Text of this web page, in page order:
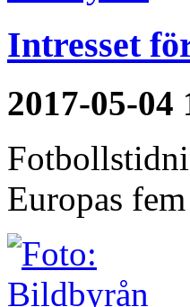
Intresset
2017-05-04
Europas